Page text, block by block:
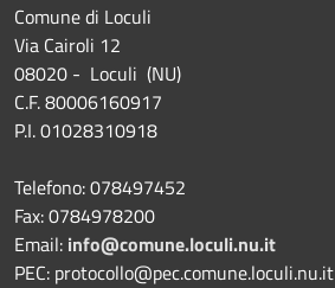
Comune di Loculi
Via Cairoli 12
08020 - Loculi (NU)
C.F. 80006160917
P.I. 01028310918
Telefono: 078497452
Fax: 0784978200
Email: info@comune.loculi.nu.it
PEC: protocollo@pec.comune.loculi.nu.it